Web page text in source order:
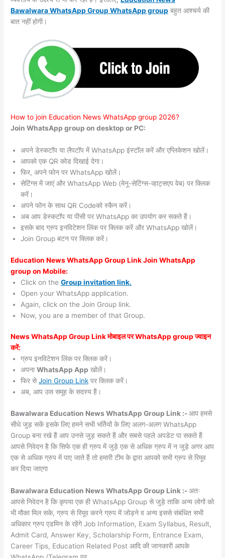
Bawalwara WhatsApp Group WhatsApp group बहुत आश्चर्य की
बात नहीं होगी।
How to join Education News WhatsApp group 2026?
Join WhatsApp group on desktop or PC:
अपने डेस्कटॉप या लैपटॉप में WhatsApp इंस्टॉल करें और एप्लिकेशन खोलें।
आपको एक QR कोड दिखाई देगा।
फिर, अपने फोन पर WhatsApp खोलें।
सेटिंग्स में जाएं और WhatsApp Web (मेनू-सेटिंग्स-व्हाट्सएप वेब) पर क्लिक
करें।
अपने फोन के साथ QR Codeको स्कैन करें।
अब आप डेस्कटॉप या पीसी पर WhatsApp का उपयोग कर सकते हैं।
इसके बाद ग्रुप इनविटेशन लिंक पर क्लिक करें और WhatsApp खोलें।
Join Group बटन पर क्लिक करें।
Education News WhatsApp Group Link Join WhatsApp
group on Mobile:
Click on theGroup invitation link.
Open your WhatsApp application.
Again, click on the Join Group link.
Now, you are a member of that Group.
News WhatsApp Group Link मोबाइल पर WhatsApp group ज्वाइन
करें:
ग्रुप इनविटेशन लिंक पर क्लिक करें।
अपनाWhatsApp App खोलें।
फिर सेJoin Group Link पर क्लिक करें।
अब, आप उस समूह के सदस्य हैं।
Bawalwara Education News WhatsApp Group Link :-आप हमसे
सीधे जुड़ सकें इसके लिए हमने सभी भर्तियों के लिए अलग-अलग WhatsApp
Group बना रखे हैं आप उनसे जुड़ सकते हैं और सबसे पहले अपडेट पा सकते हैं
आपसे निवेदन है कि सिर्फ एक ही ग्रुप में जुड़े एक से अधिक ग्रुप में न जुड़े अगर आप
एक से अधिक ग्रुप में पाए जाते हैं तो हमारी टीम के द्वारा आपको सभी ग्रुप से रिमूव
कर दिया जाएगा
Bawalwara Education News WhatsApp Group Link :-अतः
आपसे निवेदन है कि कृपया एक ही WhatsApp Group से जुड़े ताकि अन्य लोगों को
भी मौका मिल सके, ग्रुप से रिमूव करने ग्रुप में जोड़ने व अन्य इससे संबंधित सभी
अधिकार ग्रुप एडमिन के रहेंगे Job Information, Exam Syllabus, Result,
Admit Card, Answer Key, Scholarship Form, Entrance Exam,
Career Tips, Education Related Post आदि की जानकारी आपके